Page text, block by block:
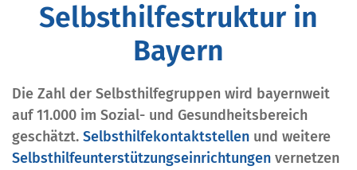
Selbsthilfestruktur in
Bayern
Die Zahl der Selbsthilfegruppen wird bayernweit
auf 11.000 im Sozial- und Gesundheitsbereich
geschätzt. Selbsthilfekontaktstellen und weitere
Selbsthilfeunterstützungseinrichtungen vernetzen